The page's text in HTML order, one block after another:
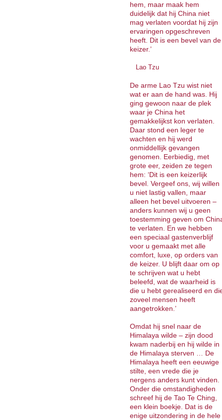
hem, maar maak hem
duidelijk dat hij China niet
mag verlaten voordat hij zijn
ervaringen opgeschreven
heeft. Dit is een bevel van de
keizer.’
Lao Tzu
De arme Lao Tzu wist niet
wat er aan de hand was. Hij
ging gewoon naar de plek
waar je China het
gemakkelijkst kon verlaten.
Daar stond een leger te
wachten en hij werd
onmiddellijk gevangen
genomen. Eerbiedig, met
grote eer, zeiden ze tegen
hem: ‘Dit is een keizerlijk
bevel. Vergeef ons, wij willen
u niet lastig vallen, maar
alleen het bevel uitvoeren –
anders kunnen wij u geen
toestemming geven om
te verlaten. En we hebben
een speciaal gastenverblijf
voor u gemaakt met alle
comfort, luxe, op orders van
de keizer. U blijft daar om op
te schrijven wat u hebt
beleefd, wat de waarheid is
die u hebt gerealiseerd en
zoveel mensen heeft
aangetrokken.’
Omdat hij snel naar de
Himalaya wilde – zijn dood
kwam naderbij en hij wilde in
de Himalaya sterven … De
Himalaya heeft een eeuwige
stilte, een vrede die je
nergens anders kunt vinden.
Onder die omstandigheden
schreef hij de Tao Te Ching,
een klein boekje. Dat is de
enige uitzondering in de hele